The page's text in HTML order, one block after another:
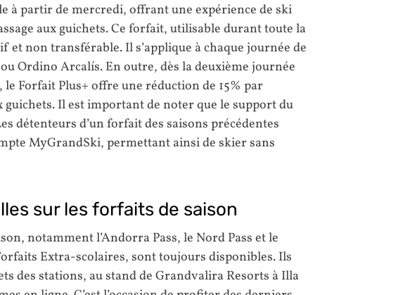
à partir de mercredi, offrant une expérience de ski
aux guichets. Ce forfait, utilisable durant toute la
non transférable. Il s’applique à chaque journée de
Ordino Arcalís. En outre, dès la deuxième journée
Forfait Plus+ offre une réduction de 15% par
Il est important de noter que le support du
détenteurs d’un forfait des saisons précédentes
MyGrandSki, permettant ainsi de skier sans
sur les forfaits de saison
notamment l’Andorra Pass, le Nord Pass et le
Extra-scolaires, sont toujours disponibles. Ils
des stations, au stand de Grandvalira Resorts à Illa